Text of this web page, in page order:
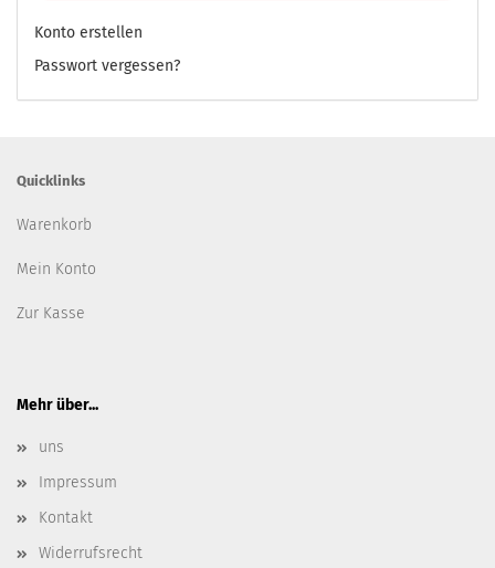
Konto erstellen
Passwort vergessen?
Quicklinks
Warenkorb
Mein Konto
Zur Kasse
Mehr über...
uns
Impressum
Kontakt
Widerrufsrecht